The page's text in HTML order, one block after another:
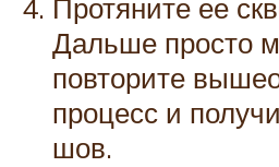
Протяните ее
Дальше просто
повторите
процесс и
шов.